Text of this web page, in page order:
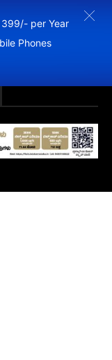
399/- per Year
Phones